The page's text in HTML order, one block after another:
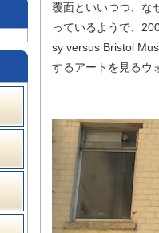
覆面といいつつ、な
っているようで、
sy versus Bristol
するアートを見るウ